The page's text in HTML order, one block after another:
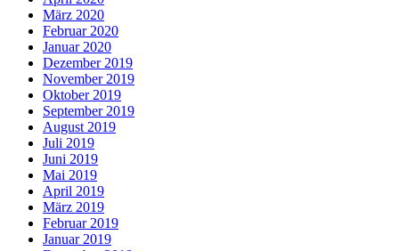
März 2020
Februar 2020
Januar 2020
Dezember 2019
November 2019
Oktober 2019
September 2019
August 2019
Juli 2019
Juni 2019
Mai 2019
April 2019
März 2019
Februar 2019
Januar 2019